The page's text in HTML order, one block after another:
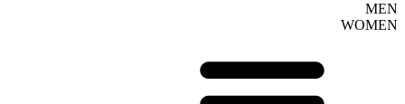
MEN
WOMEN